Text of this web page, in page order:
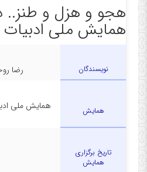
هجو و هزل و طنز..
همایش ملی
نویسندگان رضا
همایش
همایش ملی
تاریخ برگزاری
همایش